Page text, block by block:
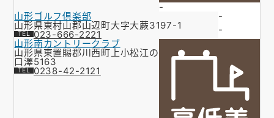
-
山形ゴルフ倶楽部
山形県東村山郡山辺町大字大蕨3197-1
023-666-2221
-
-
山形南カントリークラブ
山形県東置賜郡川西町上小松江の
口澤5163
0238-42-2121